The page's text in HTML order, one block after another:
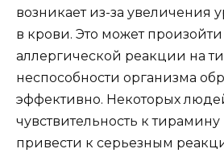
возникает из-за увеличения
в крови. Это может
аллергической реакции на
неспособности организма
эффективно. Некоторых
чувствительность к
привести к серьезным